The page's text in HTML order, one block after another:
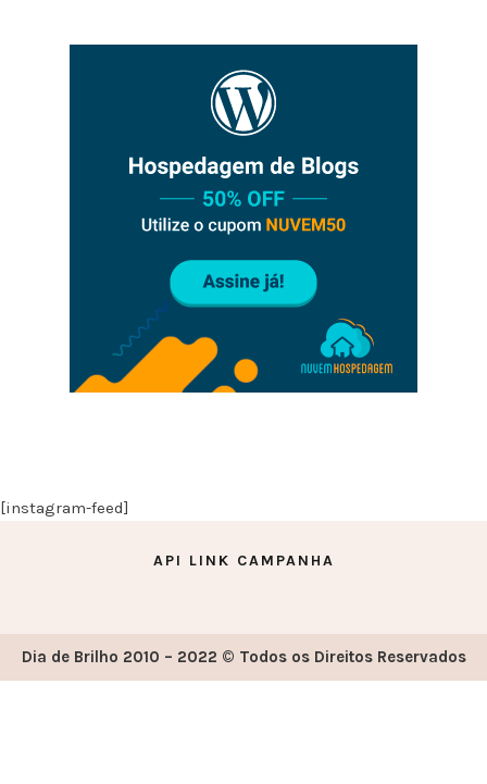
[instagram-feed]
API LINK CAMPANHA
Dia de Brilho 2010 – 2022 © Todos os Direitos Reservados